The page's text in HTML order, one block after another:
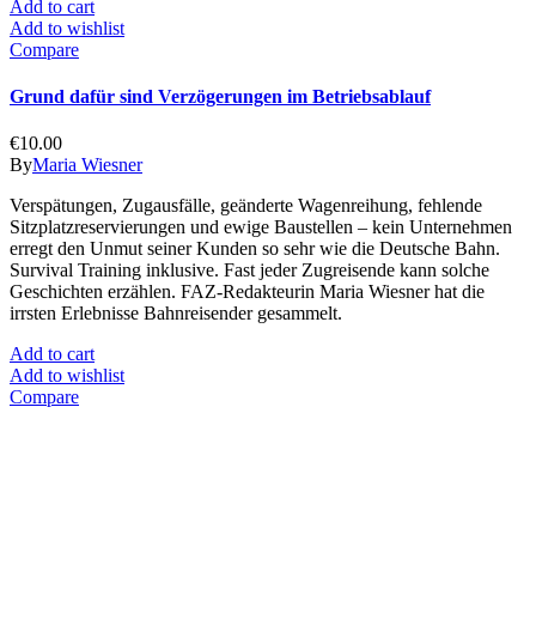
Add to cart
Add to wishlist
Compare
Grund dafür sind Verzögerungen im Betriebsablauf
€10.00
ByMaria Wiesner
Verspätungen, Zugausfälle, geänderte Wagenreihung, fehlende
Sitzplatzreservierungen und ewige Baustellen – kein Unternehmen
erregt den Unmut seiner Kunden so sehr wie die Deutsche Bahn.
Survival Training inklusive. Fast jeder Zugreisende kann solche
Geschichten erzählen. FAZ-Redakteurin Maria Wiesner hat die
irrsten Erlebnisse Bahnreisender gesammelt.
Add to cart
Add to wishlist
Compare